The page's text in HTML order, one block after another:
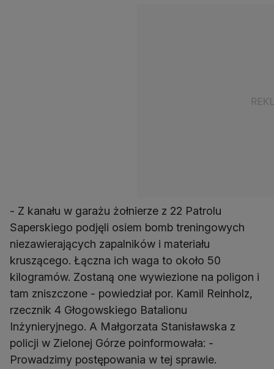
- Z kanału w garażu żołnierze z 22 Patrolu
Saperskiego podjęli osiem bomb treningowych
niezawierających zapalników i materiału
kruszącego. Łączna ich waga to około 50
kilogramów. Zostaną one wywiezione na poligon i
tam zniszczone - powiedział por. Kamil Reinholz,
rzecznik 4 Głogowskiego Batalionu
Inżynieryjnego. A Małgorzata Stanisławska z
policji w Zielonej Górze poinformowała: -
Prowadzimy postępowania w tej sprawie.